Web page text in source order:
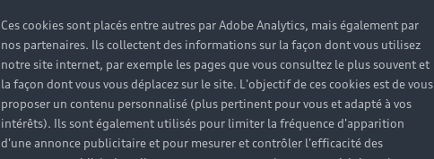
Ces cookies sont placés entre autres par Adobe Analytics, mais également par
nos partenaires. Ils collectent des informations sur la façon dont vous utilisez
notre site internet, par exemple les pages que vous consultez le plus souvent et
la façon dont vous vous déplacez sur le site. L'objectif de ces cookies est de vous
proposer un contenu personnalisé (plus pertinent pour vous et adapté à vos
intérêts). Ils sont également utilisés pour limiter la fréquence d'apparition
d'une annonce publicitaire et pour mesurer et contrôler l'efficacité des